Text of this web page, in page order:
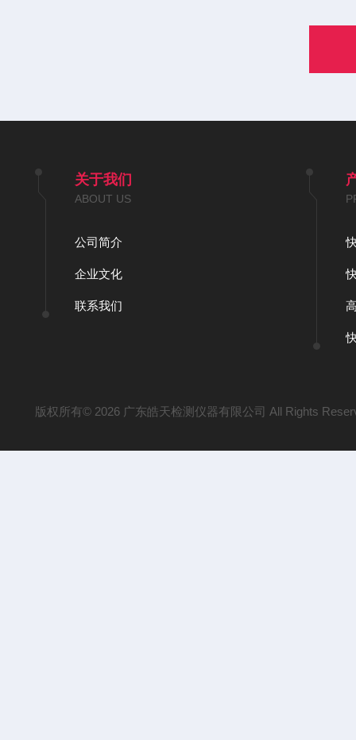
关于我们
ABOUT US
公司简介
企业文化
联系我们
版权所有© 2026 广东皓天检测仪器有限公司 All Rights